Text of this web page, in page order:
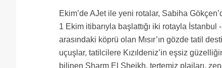
Ekim’de AJet ile yeni rotalar, Sabiha
1 Ekim itibarıyla başlattığı iki rotayla İstanbul
arasındaki köprü olan Mısır’ın gözde tatil
uçuşlar, tatilcilere Kızıldeniz’in eşsiz
bilinen Sharm El Sheikh, tertemiz plajları,